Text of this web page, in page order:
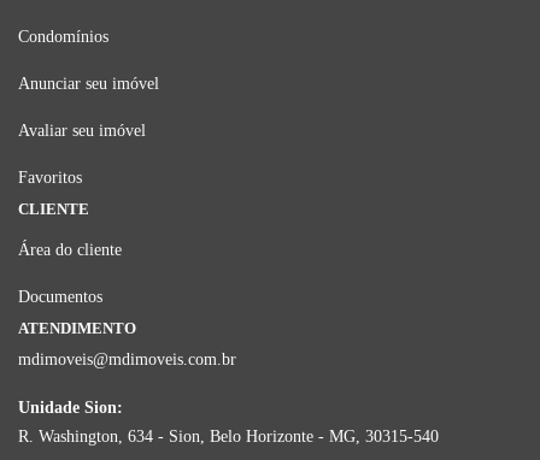
Condomínios
Anunciar seu imóvel
Avaliar seu imóvel
Favoritos
CLIENTE
Área do cliente
Documentos
ATENDIMENTO
mdimoveis@mdimoveis.com.br
Unidade Sion:
R. Washington, 634 - Sion, Belo Horizonte - MG, 30315-540